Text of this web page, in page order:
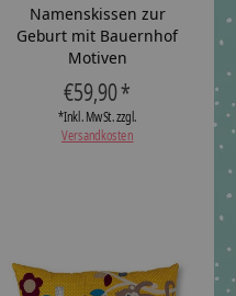
out of 5
Namenskissen zur
Geburt mit Bauernhof
Motiven
€59,90 *
*Inkl. MwSt. zzgl.
Versandkosten